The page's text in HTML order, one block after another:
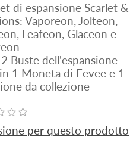
di espansione Scarlet &
Vaporeon, Jolteon,
Leafeon, Glaceon e
Buste dell'espansione
1 Moneta di Eevee e 1
da collezione
per questo prodotto